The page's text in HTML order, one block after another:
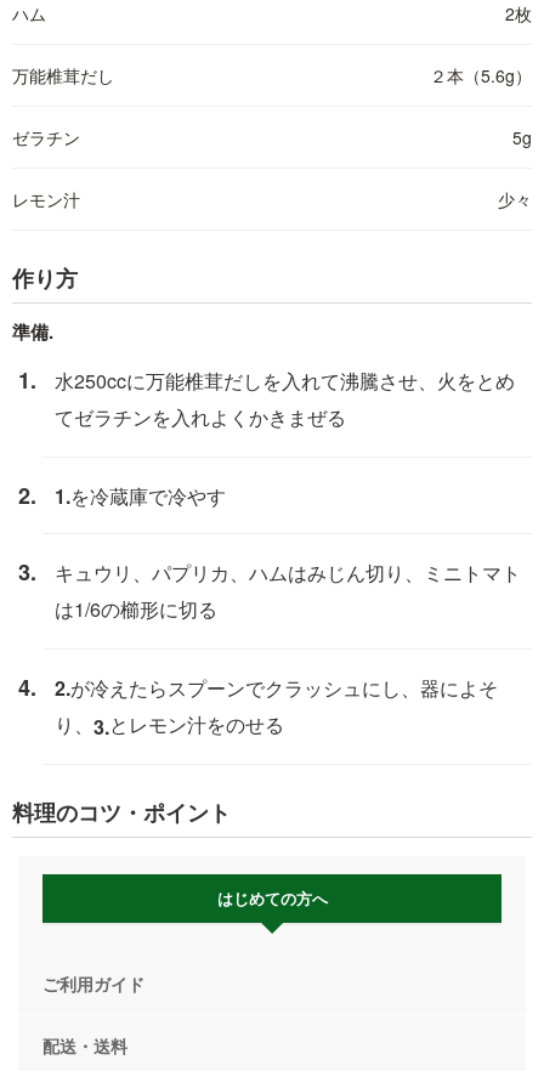
ハム 2枚
万能椎茸だし ２本（5.6g）
ゼラチン 5g
レモン汁 少々
作り方
準備.
水250ccに万能椎茸だしを入れて沸騰させ、火をとめ
てゼラチンを入れよくかきまぜる
1.を冷蔵庫で冷やす
キュウリ、パプリカ、ハムはみじん切り、ミニトマト
は1/6の櫛形に切る
2.が冷えたらスプーンでクラッシュにし、器によそ
り、 3.とレモン汁をのせる
料理のコツ・ポイント
はじめての方へ
ご利用ガイド
配送・送料